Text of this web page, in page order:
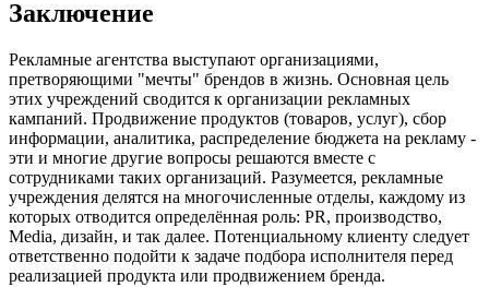
Заключение
Рекламные агентства выступают организациями,
претворяющими "мечты" брендов в жизнь. Основная цель
этих учреждений сводится к организации рекламных
кампаний. Продвижение продуктов (товаров, услуг), сбор
информации, аналитика, распределение бюджета на рекламу -
эти и многие другие вопросы решаются вместе с
сотрудниками таких организаций. Разумеется, рекламные
учреждения делятся на многочисленные отделы, каждому из
которых отводится определённая роль: PR, производство,
Media, дизайн, и так далее. Потенциальному клиенту следует
ответственно подойти к задаче подбора исполнителя перед
реализацией продукта или продвижением бренда.